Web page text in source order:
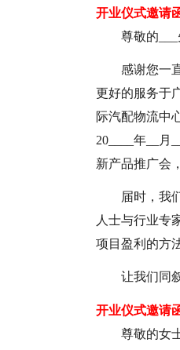
开业仪式邀请
尊敬的___
感谢您一
更好的服务于
际汽配物流中
20____年__月
新产品推广会
届时，我
人士与行业专
项目盈利的方
让我们同
开业仪式邀请
尊敬的女